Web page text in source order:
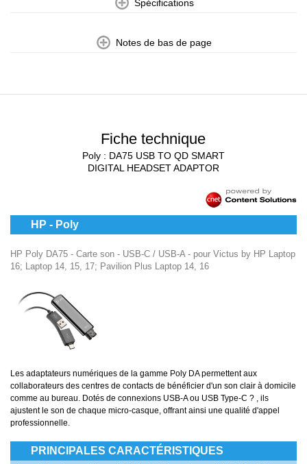
Spécifications
Notes de bas de page
Fiche technique
Poly : DA75 USB TO QD SMART
DIGITAL HEADSET ADAPTOR
HP - Poly
HP Poly DA75 - Carte son - USB-C / USB-A - pour Victus by HP Laptop
16; Laptop 14, 15, 17; Pavilion Plus Laptop 14, 16
Les adaptateurs numériques de la gamme Poly DA permettent aux
collaborateurs des centres de contacts de bénéficier d'un son clair à domicile
comme au bureau. Dotés de connexions USB-A ou USB Type-C ? , ils
ajustent le son de chaque micro-casque, offrant ainsi une qualité d'appel
professionnelle.
PRINCIPALES CARACTÉRISTIQUES